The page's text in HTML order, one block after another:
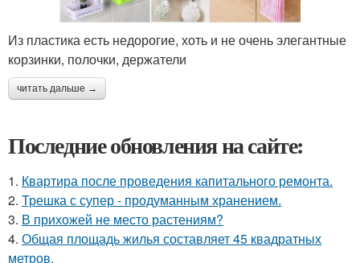
Из пластика есть недорогие, хоть и не очень элегантные
корзинки, полочки, держатели
читать дальше →
Последние обновления на сайте:
1. Квартира после проведения капитального ремонта.
2. Трешка с супер - продуманным хранением.
3. В прихожей не место растениям?
4. Общая площадь жилья составляет 45 квадратных
метров.